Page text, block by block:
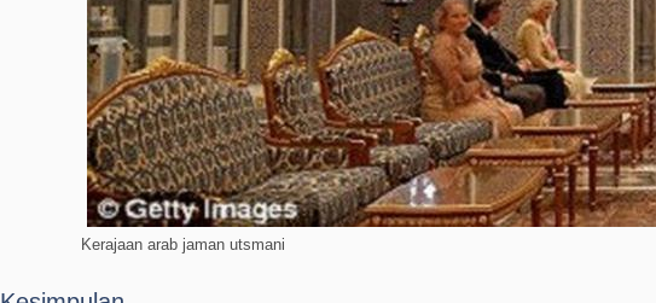
Kerajaan arab jaman utsmani